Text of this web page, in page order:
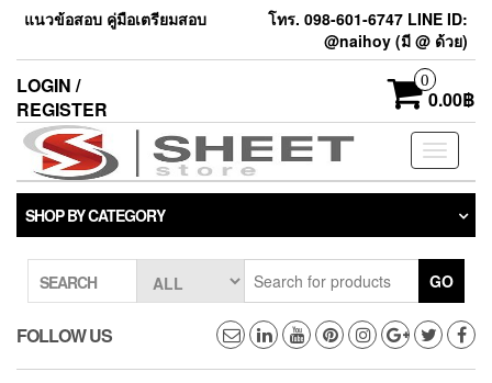
แนวข้อสอบ คู่มือเตรียมสอบ
โทร. 098-601-6747 LINE ID:
@naihoy (มี @ ด้วย)
LOGIN /
REGISTER
0
0.00฿
Toggle
SHOP BY CATEGORY
SEARCH GO
FOLLOW US